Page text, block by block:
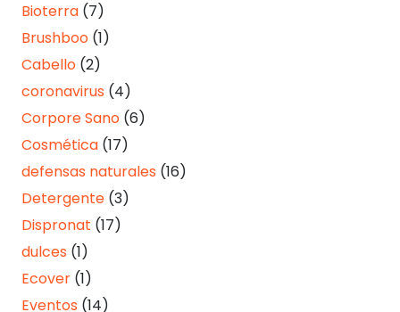
Bioterra (7)
Brushboo (1)
Cabello (2)
coronavirus (4)
Corpore Sano (6)
Cosmética (17)
defensas naturales (16)
Detergente (3)
Dispronat (17)
dulces (1)
Ecover (1)
Eventos (14)